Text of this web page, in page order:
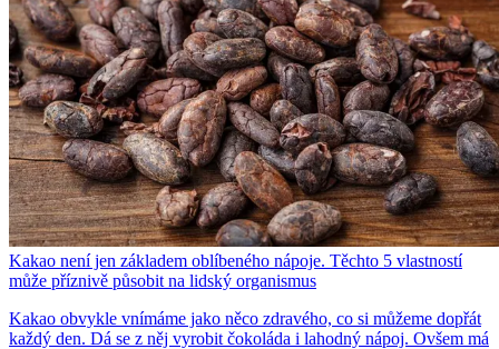
Kakao není jen základem oblíbeného nápoje. Těchto 5 vlastností
může příznivě působit na lidský organismus
Kakao obvykle vnímáme jako něco zdravého, co si můžeme dopřát
každý den. Dá se z něj vyrobit čokoláda i lahodný nápoj. Ovšem má